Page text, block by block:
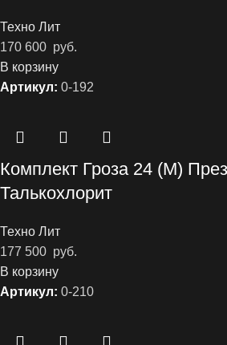
Техно Лит
170 600 руб.
В корзину
Артикул: 0-192
Комплект Гроза 24 (М)
Талькохлорит
Техно Лит
177 500 руб.
В корзину
Артикул: 0-210